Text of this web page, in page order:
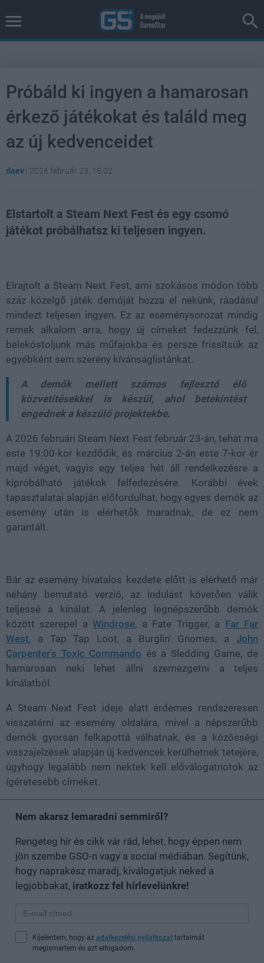
Próbáld ki ingyen a hamarosan
érkező játékokat és találd meg
az új kedvenceidet
daev | 2026 február 23. 18:02
Elstartolt a Steam Next Fest és egy csomó
játékot próbálhatsz ki teljesen ingyen.
Elrajtolt a Steam Next Fest, ami szokásos módon több
száz közelgő játék demóját hozza el nekünk, ráadásul
mindezt teljesen ingyen. Ez az eseménysorozat mindig
remek alkalom arra, hogy új címeket fedezzünk fel,
belekóstoljunk más műfajokba és persze frissítsük az
egyébként sem szerény kívánságlistánkat.
A demók mellett számos fejlesztő élő
közvetítésekkel is készül, ahol betekintést
engednek a készülő projektekbe.
A 2026 februári Steam Next Fest február 23-án, tehát ma
este 19:00-kor kezdődik, és március 2-án este 7-kor ér
majd véget, vagyis egy teljes hét áll rendelkezésre a
kipróbálható játékok felfedezésére. Korábbi évek
tapasztalatai alapján előfordulhat, hogy egyes demók az
esemény után is elérhetők maradnak, de ez nem
garantált.
Bár az esemény hivatalos kezdete előtt is elérhető már
néhány bemutató verzió, az indulást követően válik
teljessé a kínálat. A jelenleg legnépszerűbb demók
között szerepel aWindrose, a Fate Trigger, a Far Far
West, a Tap Tap Loot, a Burglin' Gnomes, a John
Carpenter's Toxic Commando és a Sledding Game, de
hamarosan neki lehet állni szemezgetni a teljes
kínálatból.
A Steam Next Fest ideje alatt érdemes rendszeresen
visszatérni az esemény oldalára, mivel a népszerűbb
demók gyorsan felkapottá válhatnak, és a közösségi
visszajelzések alapján új kedvencek kerülhetnek tetejére,
úgyhogy legalább nem nektek kell előválogatnotok az
ígéretesebb címeket.
Nem akarsz lemaradni semmiről?
Rengeteg hír és cikk vár rád, lehet, hogy éppen nem
jön szembe GSO-n vagy a social médiában. Segítünk,
hogy naprakész maradj, kiválogatjuk neked a
legjobbakat, iratkozz fel hírlevelünkre!
Kijelentem, hogy az adatkezelési nyilatkozat tartalmát
megismertem és azt elfogadom.